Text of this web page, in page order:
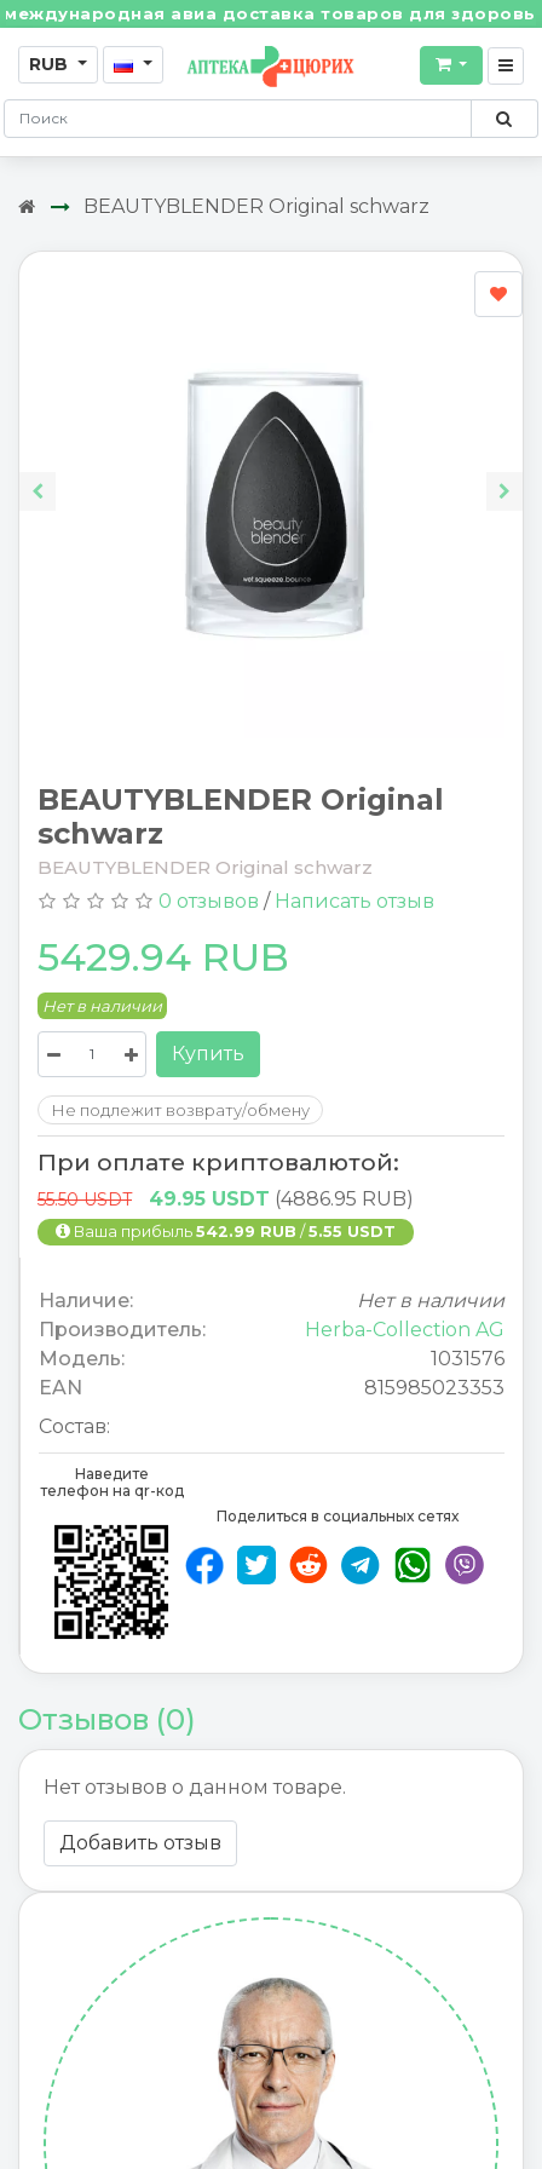
авиа доставка товаров для здоровья
RUB
BEAUTYBLENDER Original schwarz
BEAUTYBLENDER Original
schwarz
BEAUTYBLENDER Original schwarz
0 отзывов / Написать отзыв
5429.94 RUB
Нет в наличии
Купить
Не подлежит возврату/обмену
При оплате криптовалютой:
55.50 USDT 49.95 USDT (4886.95 RUB)
Ваша прибыль 542.99 RUB /5.55 USDT
Наличие:
Нет в наличии
Производитель:
Herba-Collection AG
Модель:
1031576
EAN
815985023353
Состав:
Наведите
телефон на qr-код
Поделиться в социальных сетях
Отзывов (0)
Нет отзывов о данном товаре.
Добавить отзыв